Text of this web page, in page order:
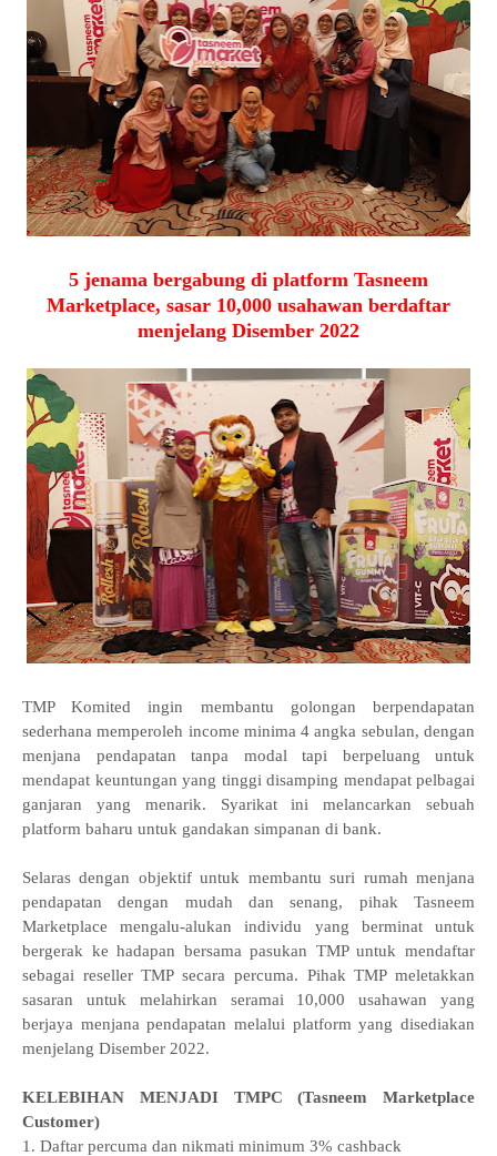
5 jenama bergabung di platform Tasneem
Marketplace, sasar 10,000 usahawan berdaftar
menjelang Disember 2022
TMP Komited ingin membantu golongan berpendapatan
sederhana memperoleh income minima 4 angka sebulan, dengan
menjana pendapatan tanpa modal tapi berpeluang untuk
mendapat keuntungan yang tinggi disamping mendapat pelbagai
ganjaran yang menarik. Syarikat ini melancarkan sebuah
platform baharu untuk gandakan simpanan di bank.
Selaras dengan objektif untuk membantu suri rumah menjana
pendapatan dengan mudah dan senang, pihak Tasneem
Marketplace mengalu-alukan individu yang berminat untuk
bergerak ke hadapan bersama pasukan TMP untuk mendaftar
sebagai reseller TMP secara percuma. Pihak TMP meletakkan
sasaran untuk melahirkan seramai 10,000 usahawan yang
berjaya menjana pendapatan melalui platform yang disediakan
menjelang Disember 2022.
KELEBIHAN MENJADI TMPC (Tasneem Marketplace
Customer)
1. Daftar percuma dan nikmati minimum 3% cashback